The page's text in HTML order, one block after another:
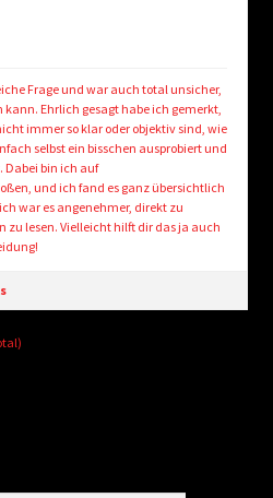
Frage und war auch total unsicher,
Ehrlich gesagt habe ich gemerkt,
immer so klar oder objektiv sind, wie
selbst ein bisschen ausprobiert und
Dabei bin ich auf
und ich fand es ganz übersichtlich
war es angenehmer, direkt zu
zu lesen. Vielleicht hilft dir das ja auch